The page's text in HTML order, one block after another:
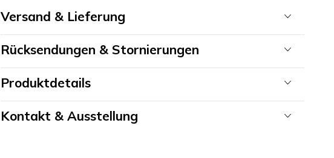
Versand & Lieferung
Rücksendungen & Stornierungen
Produktdetails
Kontakt & Ausstellung